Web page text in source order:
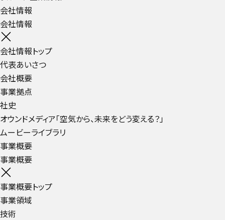
会社情報
会社情報
会社情報トップ
代表あいさつ
会社概要
事業拠点
社史
オウンドメディア「空気から、未来をどう変える？」
ムービーライブラリ
事業概要
事業概要
事業概要トップ
事業領域
技術